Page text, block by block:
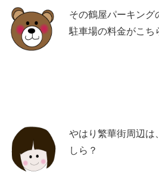
その鶴屋パーキング
駐車場の料金がこち
やはり繁華街周辺は
しら？